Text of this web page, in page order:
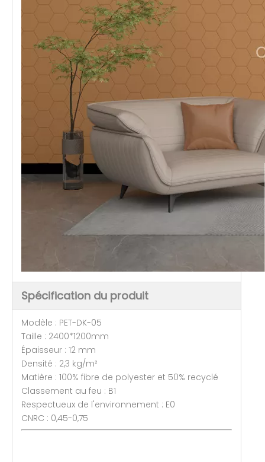
Spécification du produit
Modèle : PET-DK-05
Taille : 2400*1200mm
Épaisseur : 12 mm
Densité : 2,3 kg/m²
Matière : 100% fibre de polyester et 50% recyclé
Classement au feu : B1
Respectueux de l'environnement : E0
CNRC : 0,45-0,75